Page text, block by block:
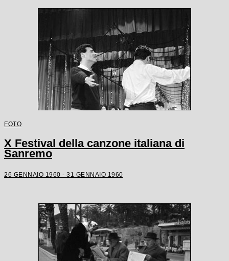
FOTO
X Festival della canzone italiana di
Sanremo
26 GENNAIO 1960 - 31 GENNAIO 1960